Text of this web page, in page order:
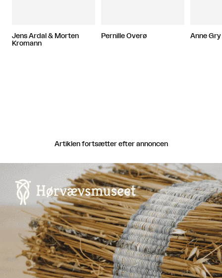
Jens Ardal & Morten
Kromann
Pernille Overø Anne
Artiklen fortsætter efter annoncen